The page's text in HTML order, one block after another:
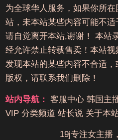
为全球华人服务，如果你所
站，未本站某些内容可能不
请自觉离开本站,谢谢！ 本站
经允许禁止转载售卖！本站
发现本站的某些内容不合适
版权，请联系我们删除！
站内导航： 客服中心 韩国主
VIP 分类频道 站长说 关于本
19j专注女主播